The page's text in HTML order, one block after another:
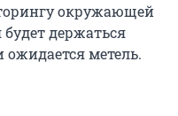
окружающей
будет держаться
метель.